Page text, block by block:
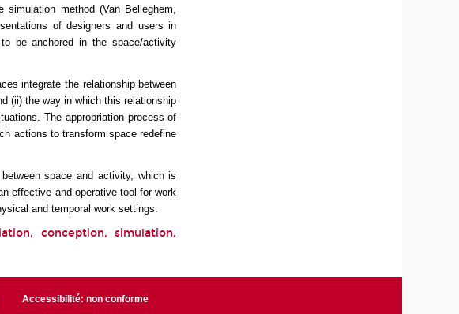
method (Van Belleghem,
of designers and users in
be anchored in the space/activity
integrate the relationship between
(ii) the way in which this relationship
The appropriation process of
actions to transform space redefine
space and activity, which is
effective and operative tool for work
and temporal work settings.
conception, simulation,
Accessibilité: non conforme